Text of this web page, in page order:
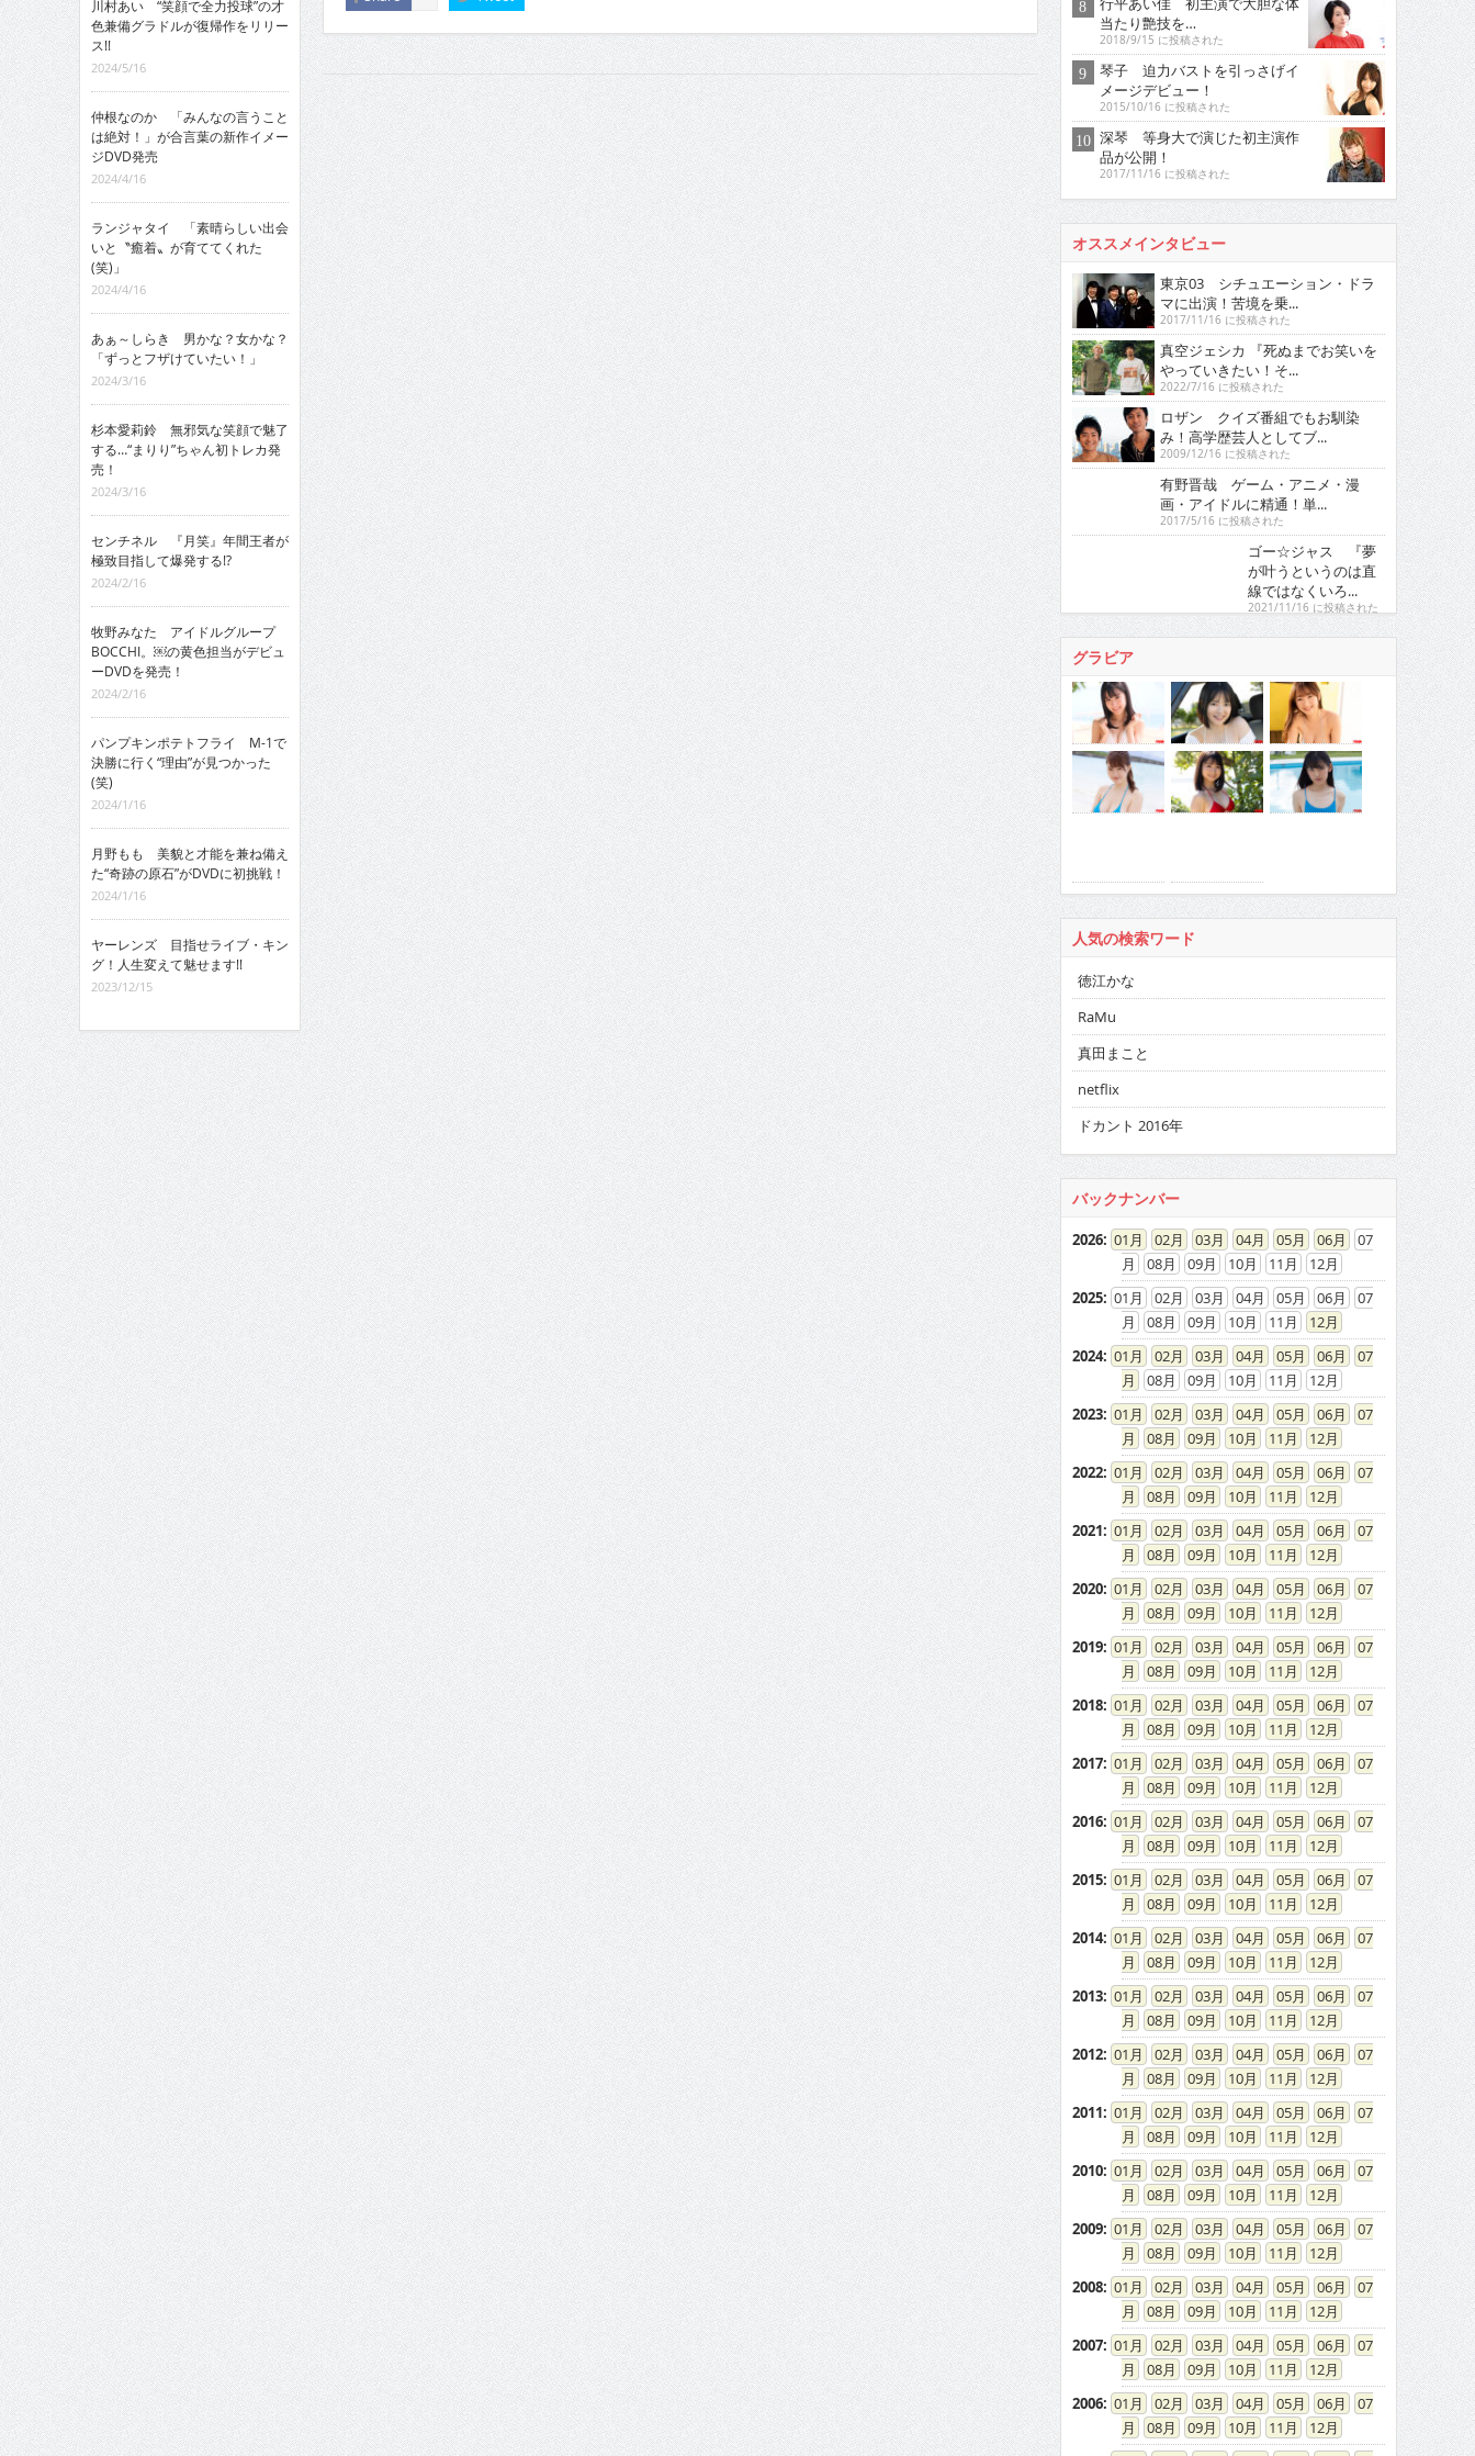
川村あい “笑顔で全力投球”の才
色兼備グラドルが復帰作をリリー
ス!!
2024/5/16
仲根なのか 「みんなの言うこと
は絶対！」が合言葉の新作イメー
ジDVD発売
2024/4/16
ランジャタイ 「素晴らしい出会
いと〝癒着〟が育ててくれた
(笑)」
2024/4/16
あぁ～しらき 男かな？女かな？
「ずっとフザけていたい！」
2024/3/16
杉本愛莉鈴 無邪気な笑顔で魅了
する…“まりり”ちゃん初トレカ発
売！
2024/3/16
センチネル 『月笑』年間王者が
極致目指して爆発する!?
2024/2/16
牧野みなた アイドルグループ
BOCCHI。￼の黄色担当がデビュ
ーDVDを発売！
2024/2/16
パンプキンポテトフライ M-1で
決勝に行く“理由”が見つかった
(笑)
2024/1/16
月野もも 美貌と才能を兼ね備え
た“奇跡の原石”がDVDに初挑戦！
2024/1/16
ヤーレンズ 目指せライブ・キン
グ！人生変えて魅せます!!
2023/12/15
当たり艶技を…
2018/9/15 に投稿された
琴子 迫力バストを引っさげイ
メージデビュー！
2015/10/16 に投稿された
深琴 等身大で演じた初主演作
品が公開！
2017/11/16 に投稿された
オススメインタビュー
東京03 シチュエーション・ドラ
マに出演！苦境を乗...
2017/11/16 に投稿された
真空ジェシカ 『死ぬまでお笑いを
やっていきたい！そ...
2022/7/16 に投稿された
ロザン クイズ番組でもお馴染
み！高学歴芸人としてブ...
2009/12/16 に投稿された
有野晋哉 ゲーム・アニメ・漫
画・アイドルに精通！単...
2017/5/16 に投稿された
ゴー☆ジャス 『夢が叶うという
のは直線ではなくいろ...
2021/11/16 に投稿された
グラビア
人気の検索ワード
徳江かな
RaMu
真田まこと
netflix
ドカント 2016年
バックナンバー
2026: 01 02 03 04 05 06
07
08
09 10 11
12
2025: 01 02 03 04 05 06
07
08
09 10 11
12
2024: 01 02 03 04 05 06
07
08
09 10 11
12
2023: 01 02 03 04 05 06
07
08
09 10 11
12
2022: 01 02 03 04 05 06
07
08
09 10 11
12
2021: 01 02 03 04 05 06
07
08
09 10 11
12
2020: 01 02 03 04 05 06
07
08
09 10 11
12
2019: 01 02 03 04 05 06
07
08
09 10 11
12
2018: 01 02 03 04 05 06
07
08
09 10 11
12
2017: 01 02 03 04 05 06
07
08
09 10 11
12
2016: 01 02 03 04 05 06
07
08
09 10 11
12
2015: 01 02 03 04 05 06
07
08
09 10 11
12
2014: 01 02 03 04 05 06
07
08
09 10 11
12
2013: 01 02 03 04 05 06
07
08
09 10 11
12
2012: 01 02 03 04 05 06
07
08
09 10 11
12
2011: 01 02 03 04 05 06
07
08
09 10 11
12
2010: 01 02 03 04 05 06
07
08
09 10 11
12
2009: 01 02 03 04 05 06
07
08
09 10 11
12
2008: 01 02 03 04 05 06
07
08
09 10 11
12
2007: 01 02 03 04 05 06
07
08
09 10 11
12
2006: 01 02 03 04 05 06
07
08
09 10 11
12